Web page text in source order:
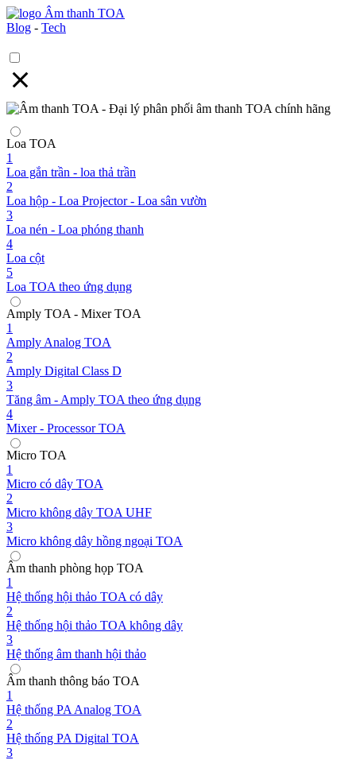
Blog - Tech
Loa TOA
1
Loa gắn trần - loa thả trần
2
Loa hộp - Loa Projector - Loa sân vườn
3
Loa nén - Loa phóng thanh
4
Loa cột
5
Loa TOA theo ứng dụng
Amply TOA - Mixer TOA
1
Amply Analog TOA
2
Amply Digital Class D
3
Tăng âm - Amply TOA theo ứng dụng
4
Mixer - Processor TOA
Micro TOA
1
Micro có dây TOA
2
Micro không dây TOA UHF
3
Micro không dây hồng ngoại TOA
Âm thanh phòng họp TOA
1
Hệ thống hội thảo TOA có dây
2
Hệ thống hội thảo TOA không dây
3
Hệ thống âm thanh hội thảo
Âm thanh thông báo TOA
1
Hệ thống PA Analog TOA
2
Hệ thống PA Digital TOA
3